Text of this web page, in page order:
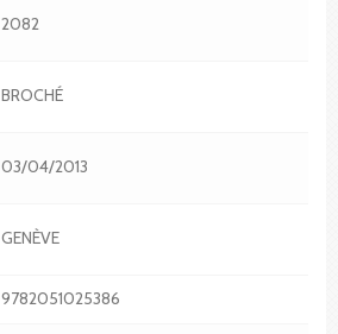
2082
BROCHÉ
03/04/2013
GENÈVE
9782051025386